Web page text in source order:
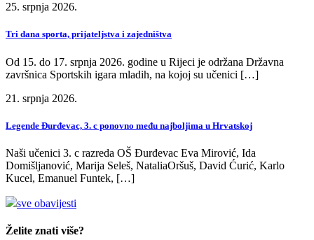
25. srpnja 2026.
Tri dana sporta, prijateljstva i zajedništva
Od 15. do 17. srpnja 2026. godine u Rijeci je održana Državna
završnica Sportskih igara mladih, na kojoj su učenici […]
21. srpnja 2026.
Legende Đurđevac, 3. c ponovno među najboljima u Hrvatskoj
Naši učenici 3. c razreda OŠ Đurđevac Eva Mirović, Ida
Domišljanović, Marija Seleš, NataliaOršuš, David Ćurić, Karlo
Kucel, Emanuel Funtek, […]
sve obavijesti
Želite znati više?